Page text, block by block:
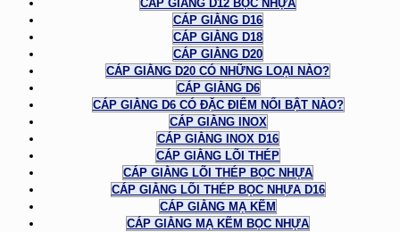
CÁP GIẰNG D12 BỌC NHỰA
CÁP GIẰNG D16
CÁP GIẰNG D18
CÁP GIẰNG D20
CÁP GIẰNG D20 CÓ NHỮNG LOẠI NÀO?
CÁP GIẰNG D6
CÁP GIẰNG D6 CÓ ĐẶC ĐIỂM NỔI BẬT NÀO?
CÁP GIẰNG INOX
CÁP GIẰNG INOX D16
CÁP GIẰNG LÕI THÉP
CÁP GIẰNG LÕI THÉP BỌC NHỰA
CÁP GIẰNG LÕI THÉP BỌC NHỰA D16
CÁP GIẰNG MẠ KẼM
CÁP GIẰNG MẠ KẼM BỌC NHỰA